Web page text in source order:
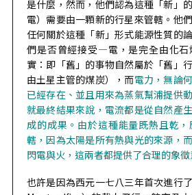
是什麼，然而，他們認為這種「新」
電）需要由一顆新的行星來管轄。他
任何關於這種「新」形式能源性質的
們是否曾經接受—電，是完全由化石
實：即「舊」的事物自然屬於「舊」
由土星主管的煤炭），而電力，無論
已經存在、並且用來為蒸氣幫浦提供
就最終結果來說，電流都是從自然產
成的成果。由於這種能量既熱且乾
轄，因為太陽是所有熱與光的來源，
閃電與火，這兩者都提供了合理的象徵
也許是因為西元一七八三年首次進行